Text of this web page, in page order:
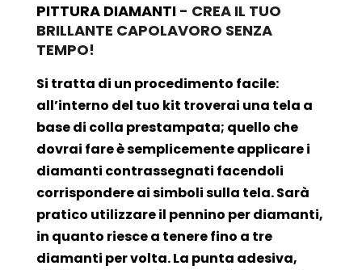
PITTURA DIAMANTI - CREA IL TUO
BRILLANTE CAPOLAVORO SENZA
TEMPO!
Si tratta di un procedimento facile:
all’interno del tuo kit troverai una tela a
base di colla prestampata; quello che
dovrai fare è semplicemente applicare i
diamanti contrassegnati facendoli
corrispondere ai simboli sulla tela. Sarà
pratico utilizzare il pennino per diamanti,
in quanto riesce a tenere fino a tre
diamanti per volta. La punta adesiva,